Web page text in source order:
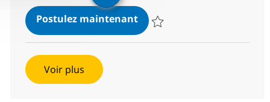
Postulez maintenantAzure Cloud Architect
Voir plus